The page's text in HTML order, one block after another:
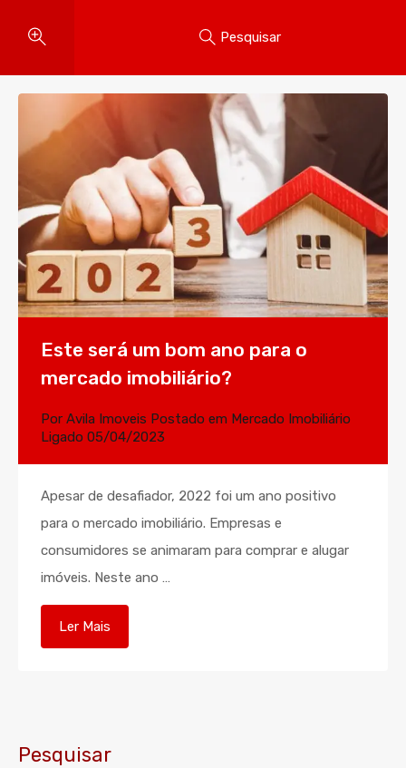
Pesquisar
Este será um bom ano para o
mercado imobiliário?
Por Avila Imoveis Postado em Mercado Imobiliário
Ligado 05/04/2023
Apesar de desafiador, 2022 foi um ano positivo
para o mercado imobiliário. Empresas e
consumidores se animaram para comprar e alugar
imóveis. Neste ano …
Ler Mais
Pesquisar